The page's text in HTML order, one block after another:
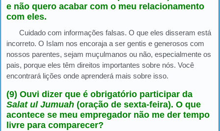
e não quero acabar com o meu relacionamento
com eles.
Cuidado com informações falsas. O que eles disseram está
incorreto. O Islam nos encoraja a ser gentis e generosos com
nossos parentes, sejam muçulmanos ou não, especialmente os
pais, porque eles têm direitos importantes sobre nós. Você
encontrará lições onde aprenderá mais sobre isso.
(9) Ouvi dizer que é obrigatório participar da
Salat ul Jumuah (oração de sexta-feira). O que
acontece se meu empregador não me der tempo
livre para comparecer?